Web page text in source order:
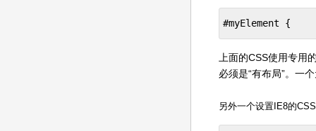
#myElement {
上面的CSS使用专用
必须是“有布局”。一
另外一个设置IE8的